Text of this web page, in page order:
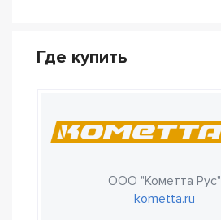
Где купить
ООО "Кометта Рус"
kometta.ru